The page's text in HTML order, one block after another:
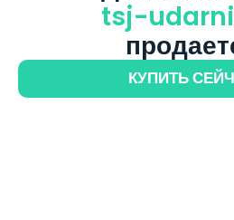
tsj-
КУПИТЬ